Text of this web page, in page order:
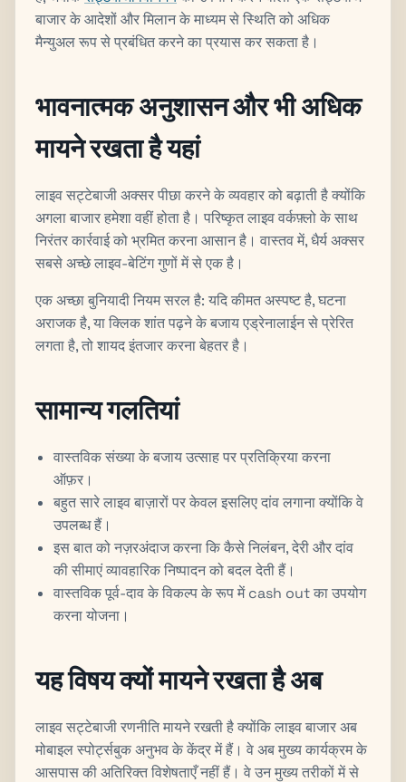
बाजार के आदेशों और मिलान के माध्यम से स्थिति को अधिक
मैन्युअल रूप से प्रबंधित करने का प्रयास कर सकता है।
भावनात्मक अनुशासन और भी अधिक
मायने रखता है यहां
लाइव सट्टेबाजी अक्सर पीछा करने के व्यवहार को बढ़ाती है क्योंकि
अगला बाजार हमेशा वहीं होता है। परिष्कृत लाइव वर्कफ़्लो के साथ
निरंतर कार्रवाई को भ्रमित करना आसान है। वास्तव में, धैर्य अक्सर
सबसे अच्छे लाइव-बेटिंग गुणों में से एक है।
एक अच्छा बुनियादी नियम सरल है: यदि कीमत अस्पष्ट है, घटना
अराजक है, या क्लिक शांत पढ़ने के बजाय एड्रेनालाईन से प्रेरित
लगता है, तो शायद इंतजार करना बेहतर है।
सामान्य गलतियां
वास्तविक संख्या के बजाय उत्साह पर प्रतिक्रिया करना
ऑफ़र।
बहुत सारे लाइव बाज़ारों पर केवल इसलिए दांव लगाना क्योंकि वे
उपलब्ध हैं।
इस बात को नज़रअंदाज करना कि कैसे निलंबन, देरी और दांव
की सीमाएं व्यावहारिक निष्पादन को बदल देती हैं।
वास्तविक पूर्व-दाव के विकल्प के रूप में cash out का उपयोग
करना योजना।
यह विषय क्यों मायने रखता है अब
लाइव सट्टेबाजी रणनीति मायने रखती है क्योंकि लाइव बाजार अब
मोबाइल स्पोर्ट्सबुक अनुभव के केंद्र में हैं। वे अब मुख्य कार्यक्रम के
आसपास की अतिरिक्त विशेषताएँ नहीं हैं। वे उन मुख्य तरीकों में से